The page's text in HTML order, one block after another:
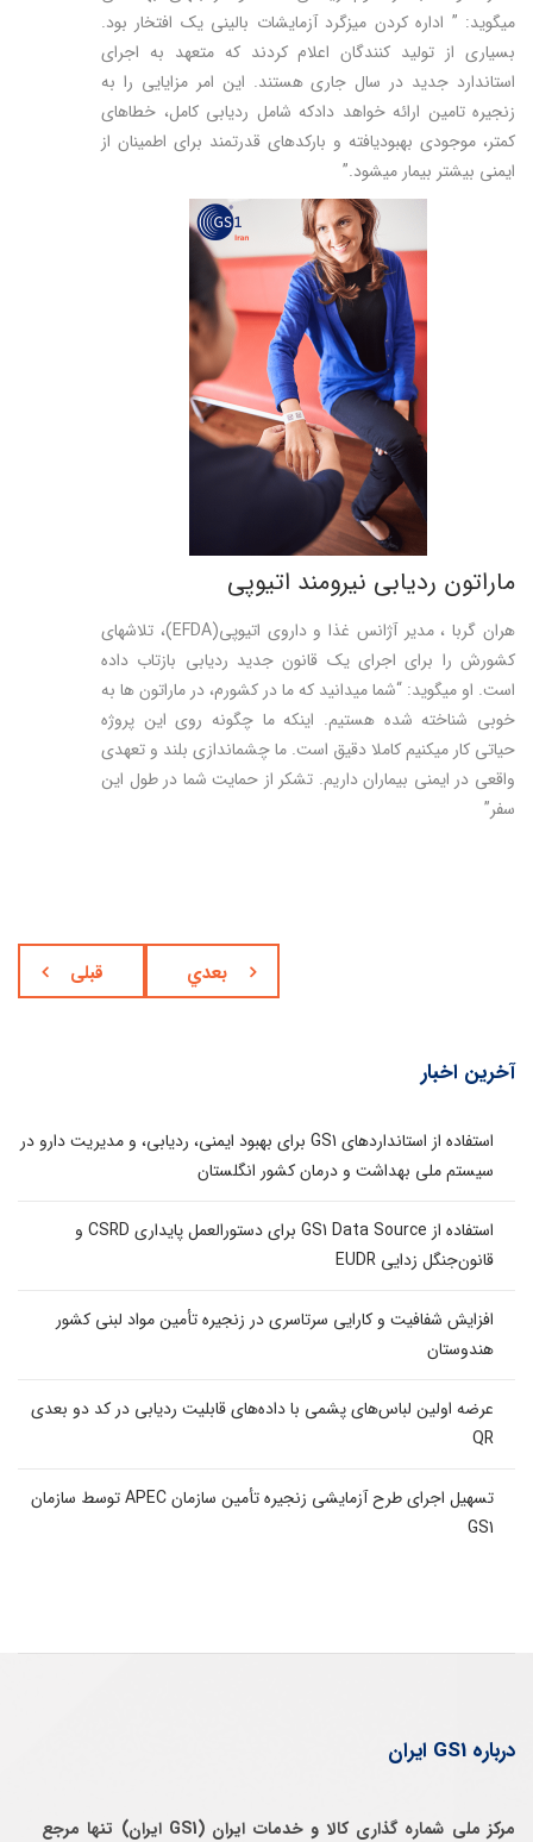
میگوید: ” اداره کردن میزگرد آزمایشات بالینی یک افتخار بود.
بسیاری از تولید کنندگان اعلام کردند که متعهد به اجرای
استاندارد جدید در سال جاری هستند. این امر مزایایی را به
زنجیره تامین ارائه خواهد دادکه شامل ردیابی کامل، خطاهای
کمتر، موجودی بهبودیافته و بارکدهای قدرتمند برای اطمینان از
ایمنی بیشتر بیمار میشود.”
ماراتون ردیابی نیرومند اتیوپی
هران گربا ، مدیر آژانس غذا و داروی اتیوپی(EFDA)، تلاشهای
کشورش را برای اجرای یک قانون جدید ردیابی بازتاب داده
است. او میگوید: “شما میدانید که ما در کشورم، در ماراتون ها به
خوبی شناخته شده هستیم. اینکه ما چگونه روی این پروژه
حیاتی کار میکنیم کاملا دقیق است. ما چشم­اندازی بلند و تعهدی
واقعی در ایمنی بیماران داریم. تشکر از حمایت شما در طول این
سفر”
قبلی بعدي
آخرین اخبار
استفاده از استانداردهای GS1 برای بهبود ایمنی، ردیابی، و مدیریت دارو در
سیستم ملی بهداشت و درمان کشور انگلستان
استفاده از GS1 Data Source برای دستورالعمل پایداری CSRD و
قانون‌جنگل زدایی EUDR
افزایش شفافیت و کارایی سرتاسری در زنجیره تأمین مواد لبنی کشور
هندوستان
عرضه اولین لباس‌های پشمی با داده‌های قابلیت ردیابی در کد دو بعدی
QR
تسهیل اجرای طرح آزمایشی زنجیره تأمین سازمان APEC توسط سازمان
GS1
درباره GS1 ایران
مرکز ملی شماره گذاری کالا و خدمات ایران (GS1 ایران) تنها مرجع